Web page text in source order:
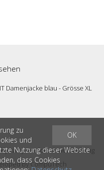
Damenjacke blau - Grösse XL
casty outdoor & workwear ag
byCompuTech
OK
zu
und
Nutzung dieser Website
dass Cookies